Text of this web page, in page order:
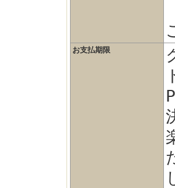
お支払期限